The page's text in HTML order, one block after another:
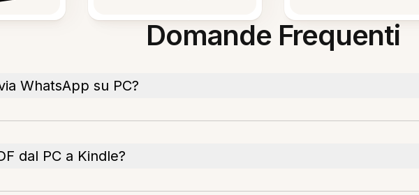
Domande Frequenti
WhatsApp su PC?
dal PC a Kindle?